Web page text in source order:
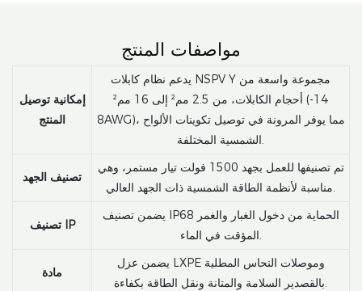
مواصفات المنتج
إمكانية توصيل
المنتج
يدعم نظام كابلات NSPV Y مجموعة واسعة من
أحجام الكابلات، من 2.5 مم² إلى 16 مم² (14-
8AWG)، مما يوفر المرونة في توصيل تكوينات الألواح
الشمسية المختلفة.
تصنيف الجهد
تم تصنيفها للعمل بجهد 1500 فولت تيار مستمر، وهي
مناسبة لأنظمة الطاقة الشمسية ذات الجهد العالي.
تصنيف IP
يضمن تصنيف IP68 الحماية من دخول الغبار والغمر
المؤقت في الماء.
مادة
يضمن عزل LXPE وموصلات النحاس المطلية
بالقصدير السلامة والمتانة ونقل الطاقة بكفاءة.